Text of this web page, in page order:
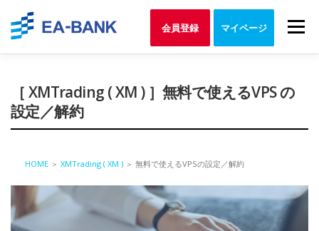
content
Menu
会員登録 マイページ
［ XMTrading ( XM ) ］無料で使えるVPS の
設定／解約
HOME ＞ XMTrading ( XM ) ＞ 無料で使えるVPSの設定／解約